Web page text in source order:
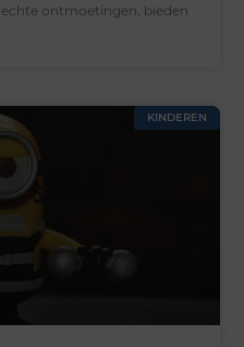
ontmoetingen, bieden
KINDEREN